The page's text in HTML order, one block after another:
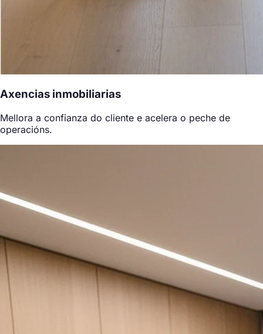
Axencias inmobiliarias
Mellora a confianza do cliente e acelera o peche de
operacións.